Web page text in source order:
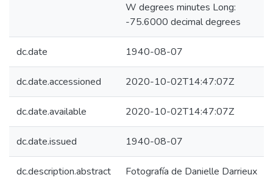
W degrees minutes Long:
-75.6000 decimal degrees
dc.date 1940-08-07
dc.date.accessioned 2020-10-02T14:47:07Z
dc.date.available 2020-10-02T14:47:07Z
dc.date.issued 1940-08-07
dc.description.abstract Fotografía de Danielle Darrieux